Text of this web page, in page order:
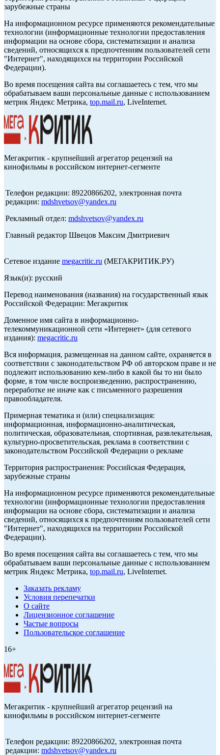
зарубежные страны
На информационном ресурсе применяются рекомендательные
технологии (информационные технологии предоставления
информации на основе сбора, систематизации и анализа
сведений, относящихся к предпочтениям пользователей сети
"Интернет", находящихся на территории Российской
Федерации).
Во время посещения сайта вы соглашаетесь с тем, что мы
обрабатываем ваши персональные данные с использованием
метрик Яндекс Метрика, top.mail.ru, LiveInternet.
Мегакритик - крупнейший агрегатор рецензий на
кинофильмы в российском интернет-сегменте
Телефон редакции: 89220866202, электронная почта
редакции: mdshvetsov@yandex.ru
Рекламный отдел: mdshvetsov@yandex.ru
Главный редактор Швецов Максим Дмитриевич
Сетевое издание megacritic.ru (МЕГАКРИТИК.РУ)
Язык(и): русский
Перевод наименования (названия) на государственный язык
Российской Федерации: Мегакритик
Доменное имя сайта в информационно-
телекоммуникационной сети «Интернет» (для сетевого
издания): megacritic.ru
Вся информация, размещенная на данном сайте, охраняется в
соответствии с законодательством РФ об авторском праве и не
подлежит использованию кем-либо в какой бы то ни было
форме, в том числе воспроизведению, распространению,
переработке не иначе как с письменного разрешения
правообладателя.
Примерная тематика и (или) специализация:
информационная, информационно-аналитическая,
политическая, образовательная, спортивная, развлекательная,
культурно-просветительская, реклама в соответствии с
законодательством Российской Федерации о рекламе
Территория распространения: Российская Федерация,
зарубежные страны
На информационном ресурсе применяются рекомендательные
технологии (информационные технологии предоставления
информации на основе сбора, систематизации и анализа
сведений, относящихся к предпочтениям пользователей сети
"Интернет", находящихся на территории Российской
Федерации).
Во время посещения сайта вы соглашаетесь с тем, что мы
обрабатываем ваши персональные данные с использованием
метрик Яндекс Метрика, top.mail.ru, LiveInternet.
Заказать рекламу
Условия перепечатки
О сайте
Лицензионное соглашение
Частые вопросы
Пользовательское соглашение
16+
Мегакритик - крупнейший агрегатор рецензий на
кинофильмы в российском интернет-сегменте
Телефон редакции: 89220866202, электронная почта
редакции: mdshvetsov@yandex.ru